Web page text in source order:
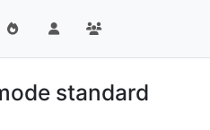
standard